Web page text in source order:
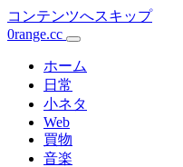
コンテンツへスキップ
メ
0range.cc
ホーム
日常
小ネタ
Web
買物
音楽